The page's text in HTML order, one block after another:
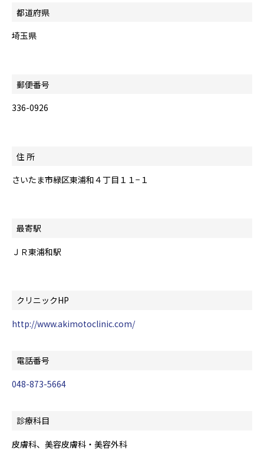
都道府県
埼玉県
郵便番号
336-0926
住 所
さいたま市緑区東浦和４丁目１１−１
最寄駅
ＪＲ東浦和駅
クリニックHP
http://www.akimotoclinic.com/
電話番号
048-873-5664
診療科目
皮膚科、美容皮膚科・美容外科